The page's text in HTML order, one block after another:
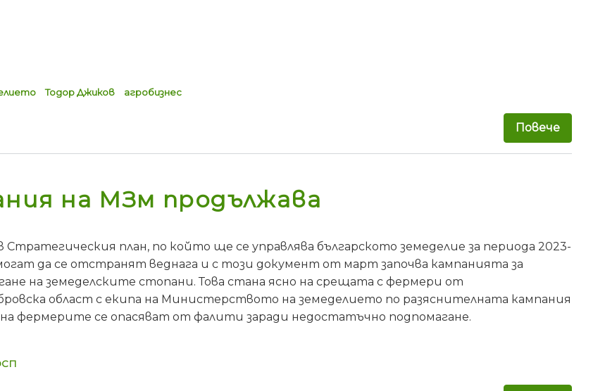
Тодор Джиков агробизнес
Повече
на МЗм продължава
план, по който ще се управлява българското земеделие за периода 2023-
да се отстранят веднага и с този документ от март започва кампанията за
на земеделските стопани. Това стана ясно на срещата с фермери от
област с екипа на Министерството на земеделието по разяснителната кампания
фермерите се опасяват от фалити заради недостатъчно подпомагане.